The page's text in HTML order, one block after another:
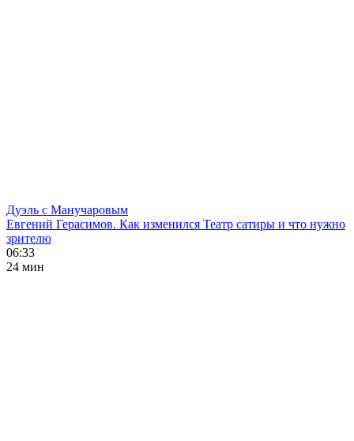
Дуэль с Манучаровым
Евгений Герасимов. Как изменился Театр сатиры и что нужно
зрителю
06:33
24 мин